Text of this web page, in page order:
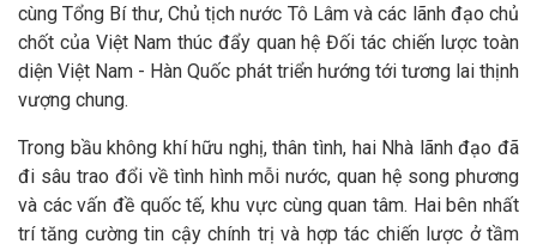
cùng Tổng Bí thư, Chủ tịch nước Tô Lâm và các lãnh đạo chủ
chốt của Việt Nam thúc đẩy quan hệ Đối tác chiến lược toàn
diện Việt Nam - Hàn Quốc phát triển hướng tới tương lai thịnh
vượng chung.
Trong bầu không khí hữu nghị, thân tình, hai Nhà lãnh đạo đã
đi sâu trao đổi về tình hình mỗi nước, quan hệ song phương
và các vấn đề quốc tế, khu vực cùng quan tâm. Hai bên nhất
trí tăng cường tin cậy chính trị và hợp tác chiến lược ở tầm